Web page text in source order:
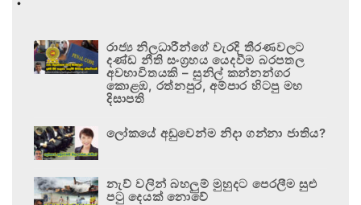
රාජ්‍ය නිලධාරීන්ගේ වැරදි තීරණවලට
දණ්ඩ නීති සංග්‍රහය යෙදවීම බරපතල
අවභාවිතයකි – සුනිල් කන්නන්ගර
කොළඹ, රත්නපුර, අම්පාර හිටපු මහ
දිසාපති
ලෝකයේ අඩුවෙන්ම නිදා ගන්නා ජාතිය?
නැව් වලින් බහලුම් මුහුදට පෙරලීම සුළු
පටු දෙයක් නොවේ